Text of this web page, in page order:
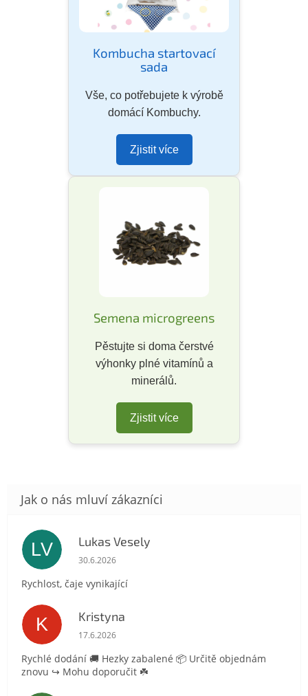
Kombucha startovací
sada
Vše, co potřebujete k výrobě
domácí Kombuchy.
Zjistit více
Semena microgreens
Pěstujte si doma čerstvé
výhonky plné vitamínů a
minerálů.
Zjistit více
LV Lukas Vesely
Hodnocení obchodu je 5 z 5 hvězdiček.
30.6.2026
Rychlost, čaje vynikající
K Kristyna
Hodnocení obchodu je 5 z 5 hvězdiček.
17.6.2026
Rychlé dodání 🚚 Hezky zabalené 📦 Určitě objednám
znovu ↪️ Mohu doporučit ☘️